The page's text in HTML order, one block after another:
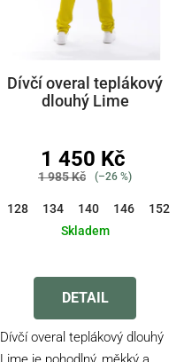
Dívčí overal teplákový
dlouhý Lime
1 450 Kč
1 985 Kč (–26 %)
128 134 140 146
152
Skladem
DETAIL
Dívčí overal teplákový dlouhý